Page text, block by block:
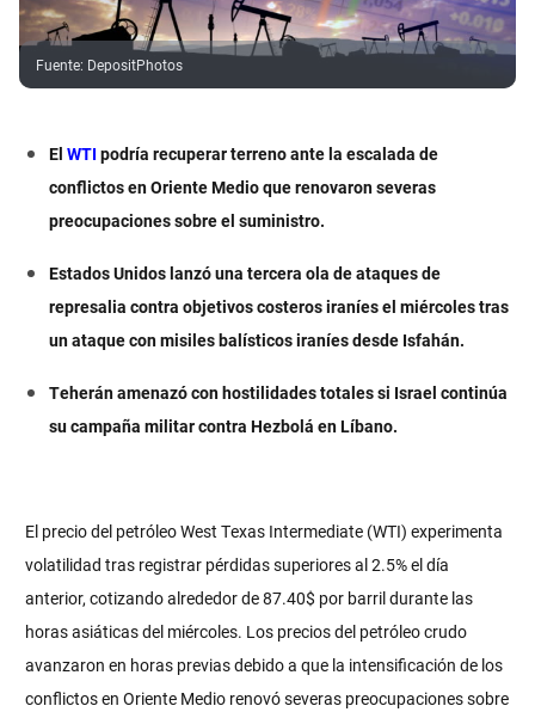
Fuente: DepositPhotos
El WTI podría recuperar terreno ante la escalada de
conflictos en Oriente Medio que renovaron severas
preocupaciones sobre el suministro.
Estados Unidos lanzó una tercera ola de ataques de
represalia contra objetivos costeros iraníes el miércoles tras
un ataque con misiles balísticos iraníes desde Isfahán.
Teherán amenazó con hostilidades totales si Israel continúa
su campaña militar contra Hezbolá en Líbano.
El precio del petróleo West Texas Intermediate (WTI) experimenta
volatilidad tras registrar pérdidas superiores al 2.5% el día
anterior, cotizando alrededor de 87.40$ por barril durante las
horas asiáticas del miércoles. Los precios del petróleo crudo
avanzaron en horas previas debido a que la intensificación de los
conflictos en Oriente Medio renovó severas preocupaciones sobre